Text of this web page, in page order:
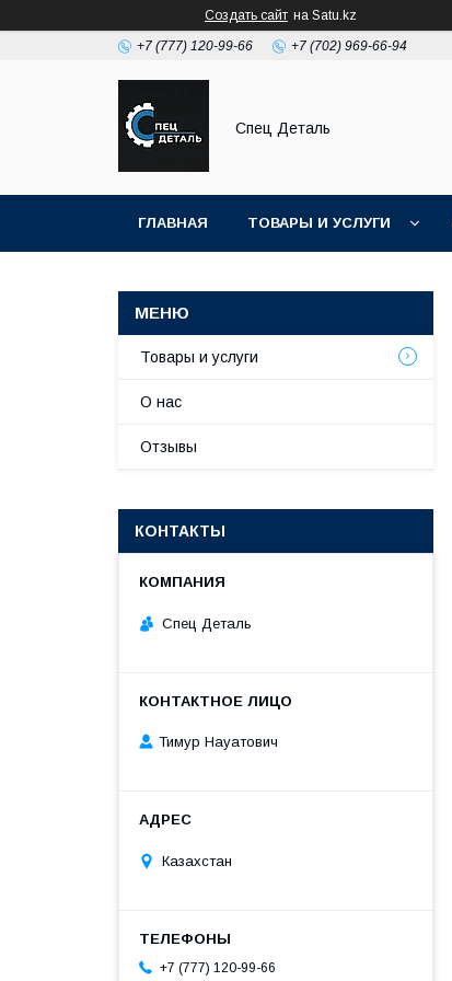
Создать сайт на Satu.kz
+7 (777) 120-99-66 +7 (702) 969-66-94
Спец Деталь
ГЛАВНАЯ ТОВАРЫ И УСЛУГИ
Товары и услуги
О нас
Отзывы
КОНТАКТЫ
Спец Деталь
Тимур Науатович
Казахстан
+7 (777) 120-99-66